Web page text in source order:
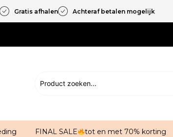
Gratis afhalen Achteraf betalen mogelijk
FINAL SALE tot en met 70% korting